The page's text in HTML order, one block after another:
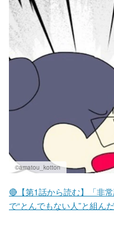
トレンド・イベント
©amatou_kotton
🔴【第1話から読む】「非
で“とんでもない人”と組ん